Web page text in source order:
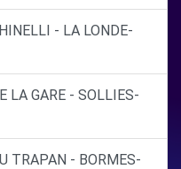
- LA LONDE-
LA GARE - SOLLIES-
TRAPAN - BORMES-